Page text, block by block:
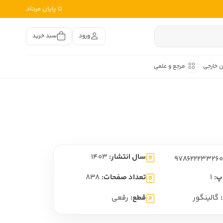
تا پایان مرداد
ورود سبد خرید
خارجی مرجع و علمی
فارسی
متون کهن
سال انتشار: 1403
1 تعداد صفحات: 838
گالینگور قطع: رقعی